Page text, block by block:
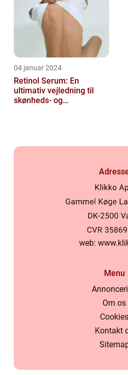
04 januar 2024
Retinol Serum: En
ultimativ vejledning til
skønheds- og
web:
Menu
Om os
Cookies
Kontakt